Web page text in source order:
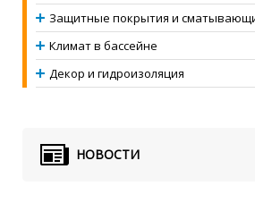
Защитные покрытия и
Климат в бассейне
Декор и гидроизоляция
НОВОСТИ